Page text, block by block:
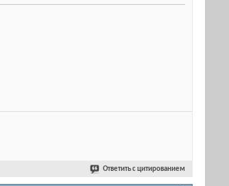
Ответить с цитированием